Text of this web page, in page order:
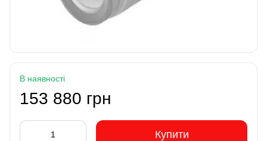
В наявності
153 880 грн
Купити